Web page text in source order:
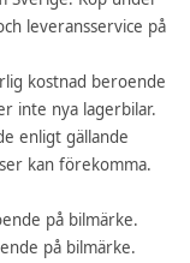
leveransservice på
kostnad beroende
inte nya lagerbilar.
enligt gällande
kan förekomma.
på bilmärke.
på bilmärke.